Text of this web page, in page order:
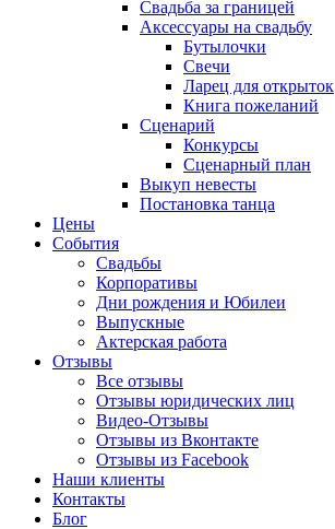
Свадьба за границей
Аксессуары на свадьбу
Бутылочки
Свечи
Ларец для открыток
Книга пожеланий
Сценарий
Конкурсы
Сценарный план
Выкуп невесты
Постановка танца
Цены
События
Свадьбы
Корпоративы
Дни рождения и Юбилеи
Выпускные
Актерская работа
Отзывы
Все отзывы
Отзывы юридических лиц
Видео-Отзывы
Отзывы из Вконтакте
Отзывы из Facebook
Наши клиенты
Контакты
Блог